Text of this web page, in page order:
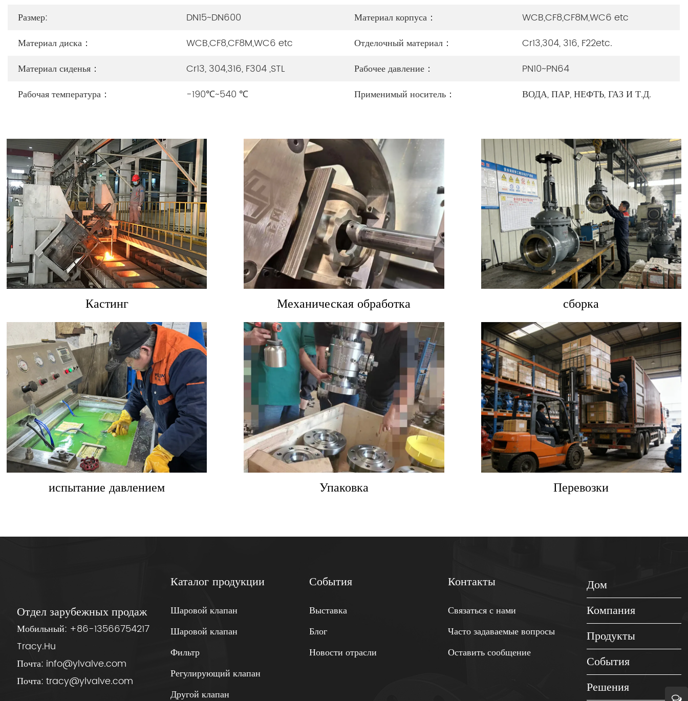
Размер:
DN15~DN600 Материал корпуса：
WCB,CF8,CF8M,WC6 etc
Материал диска：
WCB,CF8,CF8M,WC6 etc Отделочный материал：
Cr13,304, 316, F22etc.
Материал сиденья：
Cr13, 304,316, F304 ,STL Рабочее давление：
PN10~PN64
Рабочая температура：
-190℃~540 ℃ Применимый носитель： ВОДА, ПАР, НЕФТЬ, ГАЗ И Т.Д.
Кастинг Механическая обработка сборка
испытание давлением Упаковка Перевозки
Отдел зарубежных продаж
Мобильный: +86-13566754217
Tracy.Hu
Почта: info@ylvalve.com
Почта:tracy@ylvalve.com
Каталог продукции
Шаровой клапан
Шаровой клапан
Фильтр
Регулирующий клапан
Другой клапан
События
Выставка
Блог
Новости отрасли
Контакты
Связаться с нами
Часто задаваемые вопросы
Оставить сообщение
Дом
Компания
Продукты
События
Решения